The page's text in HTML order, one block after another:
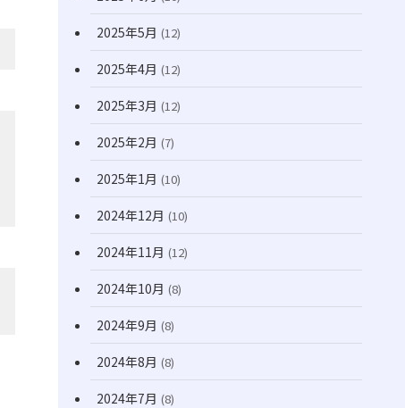
2025年5月 (12)
2025年4月 (12)
2025年3月 (12)
2025年2月 (7)
2025年1月 (10)
2024年12月 (10)
2024年11月 (12)
2024年10月 (8)
2024年9月 (8)
2024年8月 (8)
2024年7月 (8)